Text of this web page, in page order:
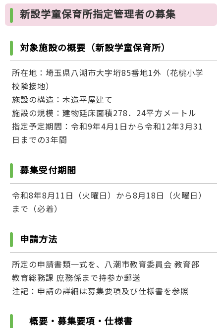
新設学童保育所指定管理者の募集
対象施設の概要（新設学童保育所）
所在地：埼玉県八潮市大字垳85番地1外（花桃小学
校隣接地）
施設の構造：木造平屋建て
施設の規模：建物延床面積278．24平方メートル
指定予定期間：令和9年4月1日から令和12年3月31
日までの3年間
募集受付期間
令和8年8月11日（火曜日）から8月18日（火曜日）
まで（必着）
申請方法
所定の申請書類一式を、八潮市教育委員会 教育部
教育総務課 庶務係まで持参か郵送
注記：申請の詳細は募集要項及び仕様書を参照
概要・募集要項・仕様書